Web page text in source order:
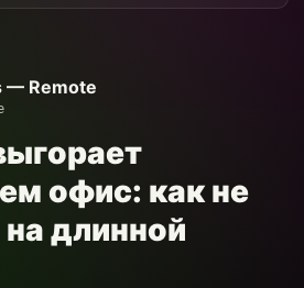
— Remote
офис: как не
длинной